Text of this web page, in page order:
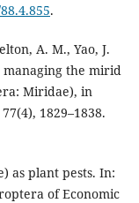
.
A. M., Yao, J.
managing the mirid
Miridae), in
1829–1838.
as plant pests. In:
of Economic